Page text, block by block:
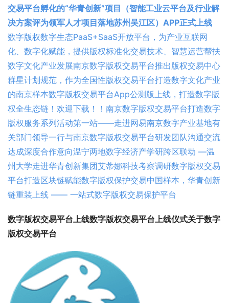
交易平台孵化的“华青创新”项目（智能工业云平台及行业解
决方案评为领军人才项目落地苏州吴江区）APP正式上线
数字版权数字生态PaaS+SaaS开放平台，为产业互联网
化、数字化赋能，提供版权标准化交易技术、智慧运营帮扶
数字文化产业发展南京数字版权交易平台推出版权交易中心
群星计划规范，作为全国性版权交易平台打造数字文化产业
的南京样本数字版权交易平台App公测版上线，打造数字版
权全生态链！欢迎下载！！ 南京数字版权交易平台打造数字
版权服务系列活动第一站——走进网易南京数字产业基地有
关部门领导一行与南京数字版权交易平台研发团队沟通交流
达成深度合作意向温宁两地数字经济产学研跨区联动 —温
州大学走进华青创新集团艾蒂娜科技考察调研数字版权交易
平台打造区块链赋能数字版权保护交易中国样本，华青创新
链重装上线 —— 一站式数字版权交易保护平台
数字版权交易平台上线数字版权交易平台上线仪式关于数字
版权交易平台